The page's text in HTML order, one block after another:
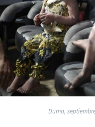
Duma,